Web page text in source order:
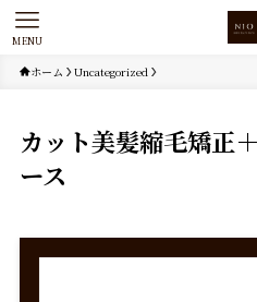
MENU
ホーム Uncategorized
カット美髪縮毛矯正
ース